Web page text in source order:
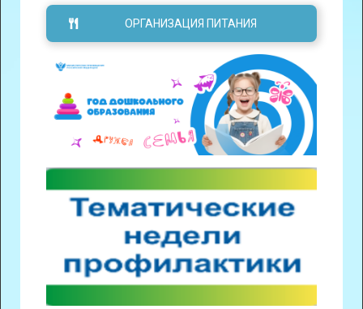
ОРГАНИЗАЦИЯ ПИТАНИЯ